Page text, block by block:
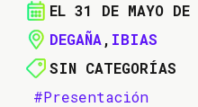
EL 31 DE MAYO
DEGAÑA, IBIAS
SIN CATEGORÍAS
#Presentación